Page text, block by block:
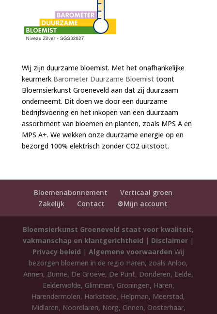
Wij zijn duurzame bloemist. Met het onafhankelijke
keurmerk Barometer Duurzame Bloemisttoont
Bloemsierkunst Groeneveld aan dat zij duurzaam
onderneemt. Dit doen we door een duurzame
bedrijfsvoering en het inkopen van een duurzaam
assortiment van bloemen en planten, zoals MPS A en
MPS A+. We wekken onze duurzame energie op en
bezorgd 100% elektrisch zonder CO2 uitstoot.
Bloemenabonnement
Verticaal groen
Zakelijk
Contact ⚙️Mijn account
Bloemsierkunst Groeneveld staat voor kwaliteit,
vakmanschap en klantgerichtheid | Disclaimer |
Privacy beleid |Algemene voorwaarden Wij
bezorgen bloemen in de regio Haren, zoals Anloo,
Annen, Bunne, De Groeve, De Punt, Donderen, Eelde,
Eelderwolde, Glimmen, Groningen, Haren,
Harendermolen, Harkstede, Helpman, Meerstad,
Midlaren, Noordlaren, Norg, Onnen, Oosterhaar,